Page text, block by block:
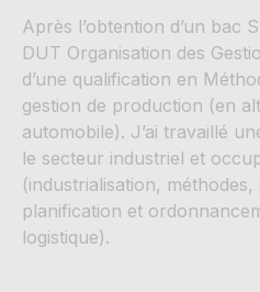
Après l’obtention d’un bac
DUT Organisation des
d’une qualification en
gestion de production (en
automobile). J’ai travaillé
le secteur industriel et
(industrialisation,
planification et
logistique).